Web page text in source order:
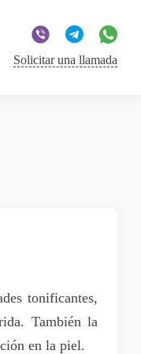
Solicitar una llamada
tonificantes,
También la
en la piel.